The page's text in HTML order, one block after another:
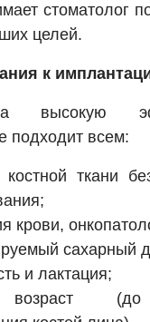
стоматолог
целей.
к
высокую
подходит всем:
костной ткани
крови,
сахарный
и лактация;
возраст (до